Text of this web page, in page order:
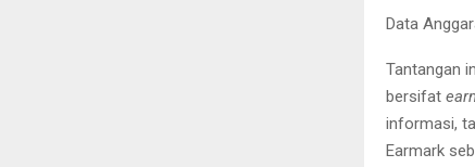
Data
Tantangan
bersifat
informasi,
Earmark